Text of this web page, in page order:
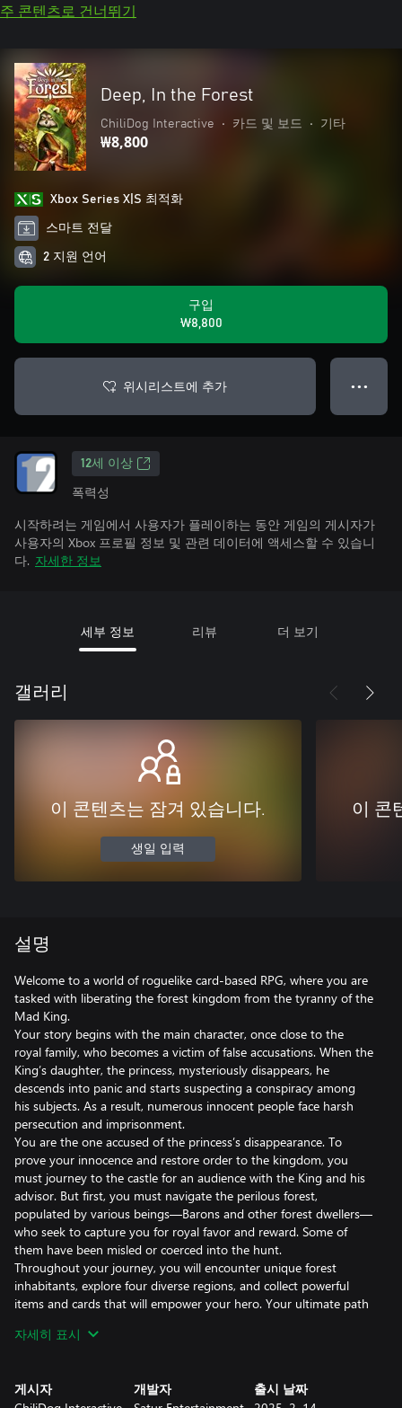
주 콘텐츠로 건너뛰기
Deep, In the Forest
ChiliDog Interactive • 카드 및 보드 • 기타
₩8,800
Xbox Series X|S 최적화
스마트 전달
2 지원 언어
구입
₩8,800
위시리스트에 추가 ● ● ●
12세 이상
폭력성
시작하려는 게임에서 사용자가 플레이하는 동안 게임의 게시자가
사용자의 Xbox 프로필 정보 및 관련 데이터에 액세스할 수 있습니
다. 자세한 정보
세부 정보 리뷰 더 보기
갤러리
이 콘텐츠는 잠겨 있습니다.
생일 입력
이 콘
설명
Welcome to a world of roguelike card-based RPG, where you are
tasked with liberating the forest kingdom from the tyranny of the
Mad King.
Your story begins with the main character, once close to the
royal family, who becomes a victim of false accusations. When the
King’s daughter, the princess, mysteriously disappears, he
descends into panic and starts suspecting a conspiracy among
his subjects. As a result, numerous innocent people face harsh
persecution and imprisonment.
You are the one accused of the princess’s disappearance. To
prove your innocence and restore order to the kingdom, you
must journey to the castle for an audience with the King and his
advisor. But first, you must navigate the perilous forest,
populated by various beings—Barons and other forest dwellers—
who seek to capture you for royal favor and reward. Some of
them have been misled or coerced into the hunt.
Throughout your journey, you will encounter unique forest
inhabitants, explore four diverse regions, and collect powerful
items and cards that will empower your hero. Your ultimate path
throne room.
in your hands.
자세히 표시
게시자 개발자 출시 날짜